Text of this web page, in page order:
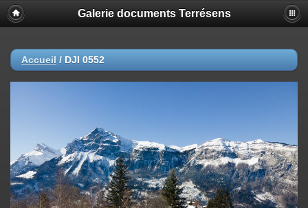
Galerie documents Terrésens
Accueil / DJI 0552